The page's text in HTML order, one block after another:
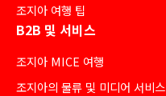
조지아 여행 팁
B2B 및 서비스
조지아 MICE 여행
조지아의 물류 및 미디어 서비스